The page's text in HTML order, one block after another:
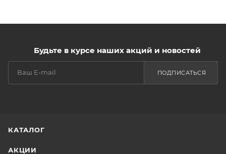
Будьте в курсе наших акций и новостей
ПОДПИСАТЬСЯ
КАТАЛОГ
АКЦИИ